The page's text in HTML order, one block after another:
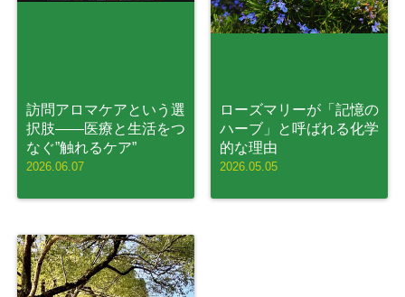
訪問アロマケアという選
択肢——医療と生活をつ
なぐ”触れるケア”
2026.06.07
ローズマリーが「記憶の
ハーブ」と呼ばれる化学
的な理由
2026.05.05